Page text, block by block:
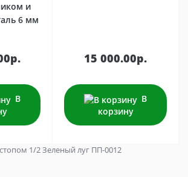
и
6 мм
В
15 000.00р.
В
корзину
1/2 Зеленый луг ПП-0012